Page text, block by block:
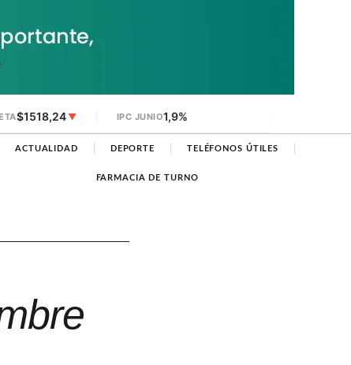
$1518,24▼ IPC JUNIO1,9%
ACTUALIDAD DEPORTE TELÉFONOS ÚTILES
FARMACIA DE TURNO